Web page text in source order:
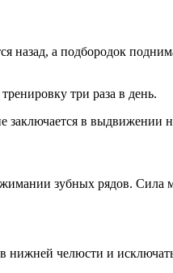
назад, а подбородок
три раза в день.
заключается в выдвижении
зубных рядов.
нижней челюсти и